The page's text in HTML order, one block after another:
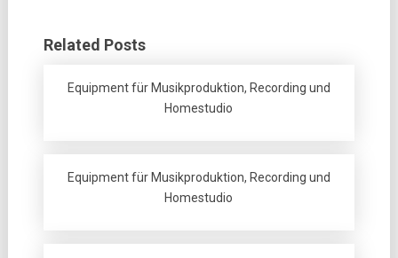
Related Posts
Equipment für Musikproduktion, Recording und
Homestudio
Equipment für Musikproduktion, Recording und
Homestudio